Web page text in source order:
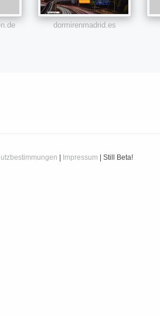
dormirenmadrid.es
Impressum | Still Beta!